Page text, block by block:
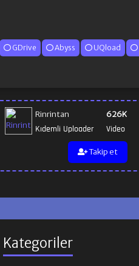
GDrive Abyss UQload
Rinrintan
Kıdemli Uploader
626K
Video
Takip et
Kategoriler